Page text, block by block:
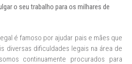
o seu trabalho para os milhares de
é famoso por ajudar pais e mães que
diversas dificuldades legais na área de
continuamente procurados para